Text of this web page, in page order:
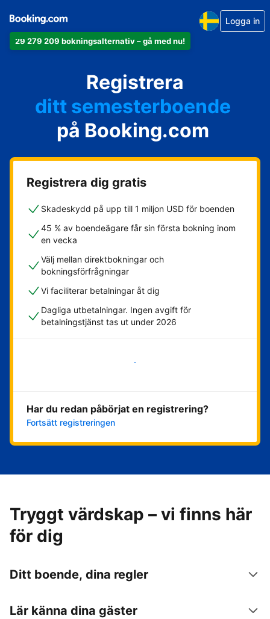
29 279 209 bokningsalternativ – gå med nu!
Logga in
Registrera
din lägenhet
ditt hotell
ditt semesterboende
din camping
ditt B&B
på Booking.com
Registrera dig gratis
Skadeskydd på upp till 1 miljon USD för boenden
45 % av boendeägare får sin första bokning inom
en vecka
Välj mellan direktbokningar och
bokningsförfrågningar
Vi faciliterar betalningar åt dig
Dagliga utbetalningar. Ingen avgift för
betalningstjänst tas ut under 2026
Kom igång nu
Har du redan påbörjat en registrering?
Fortsätt registreringen
Tryggt värdskap – vi finns här
för dig
Ditt boende, dina regler
Lär känna dina gäster